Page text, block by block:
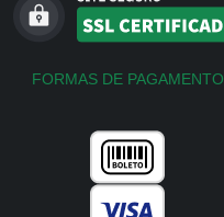
FORMAS DE PAGAMENTO